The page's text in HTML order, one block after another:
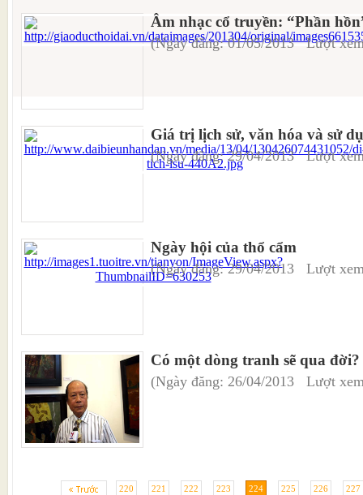
Âm nhạc cổ truyền: “Phần
(Ngày đăng: 01/05/2013 Lượt
Giá trị lịch sử, văn hóa và sử
(Ngày đăng: 29/04/2013 Lượt
Ngày hội của thổ cẩm
(Ngày đăng: 29/04/2013 Lượt
Có một dòng tranh sẽ qua đời?
(Ngày đăng: 26/04/2013 Lượt
220 221 222 223 224 225 226 227